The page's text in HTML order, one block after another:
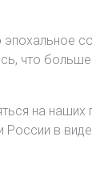
что
на наших
России в